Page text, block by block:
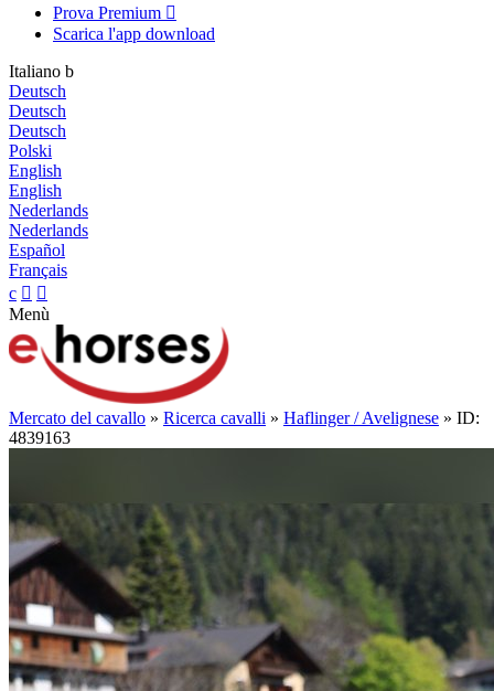
Prova Premium 
Scarica l'app download
Italiano b
Deutsch
Deutsch
Deutsch
Polski
English
English
Nederlands
Nederlands
Español
Français
c  
Menù
Mercato del cavallo » Ricerca cavalli » Haflinger / Avelignese » ID:
4839163